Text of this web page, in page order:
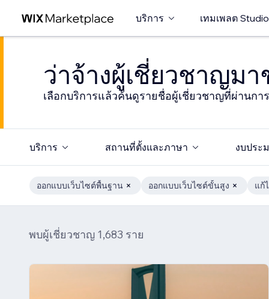
บริการ เทมเพลต Studio
ว่าจ้างผู้เชี่ยวชาญม
เลือกบริการแล้วค้นดูรายชื่อผู้เชี่ยวชาญที่ผ่านก
บริการ สถานที่ตั้งและภาษา งบประ
ออกแบบเว็บไซต์พื้นฐาน ออกแบบเว็บไซต์ขั้นสูง แก้
พบผู้เชี่ยวชาญ 1,683 ราย